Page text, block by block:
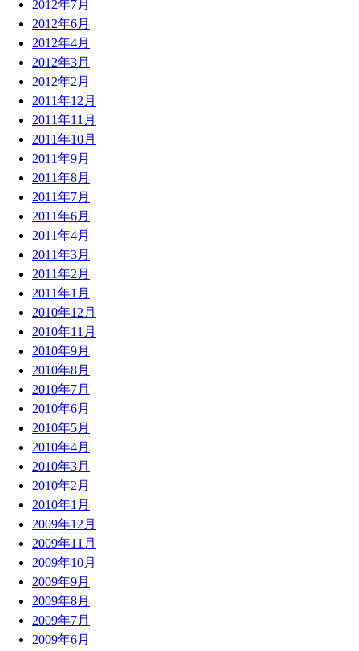
2012年7月
2012年6月
2012年4月
2012年3月
2012年2月
2011年12月
2011年11月
2011年10月
2011年9月
2011年8月
2011年7月
2011年6月
2011年4月
2011年3月
2011年2月
2011年1月
2010年12月
2010年11月
2010年9月
2010年8月
2010年7月
2010年6月
2010年5月
2010年4月
2010年3月
2010年2月
2010年1月
2009年12月
2009年11月
2009年10月
2009年9月
2009年8月
2009年7月
2009年6月